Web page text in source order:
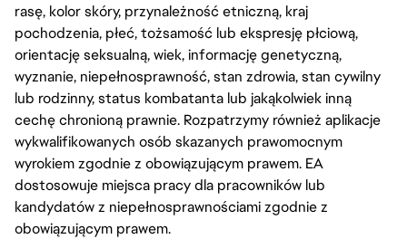
rasę, kolor skóry, przynależność etniczną, kraj
pochodzenia, płeć, tożsamość lub ekspresję płciową,
orientację seksualną, wiek, informację genetyczną,
wyznanie, niepełnosprawność, stan zdrowia, stan cywilny
lub rodzinny, status kombatanta lub jakąkolwiek inną
cechę chronioną prawnie. Rozpatrzymy również aplikacje
wykwalifikowanych osób skazanych prawomocnym
wyrokiem zgodnie z obowiązującym prawem. EA
dostosowuje miejsca pracy dla pracowników lub
kandydatów z niepełnosprawnościami zgodnie z
obowiązującym prawem.